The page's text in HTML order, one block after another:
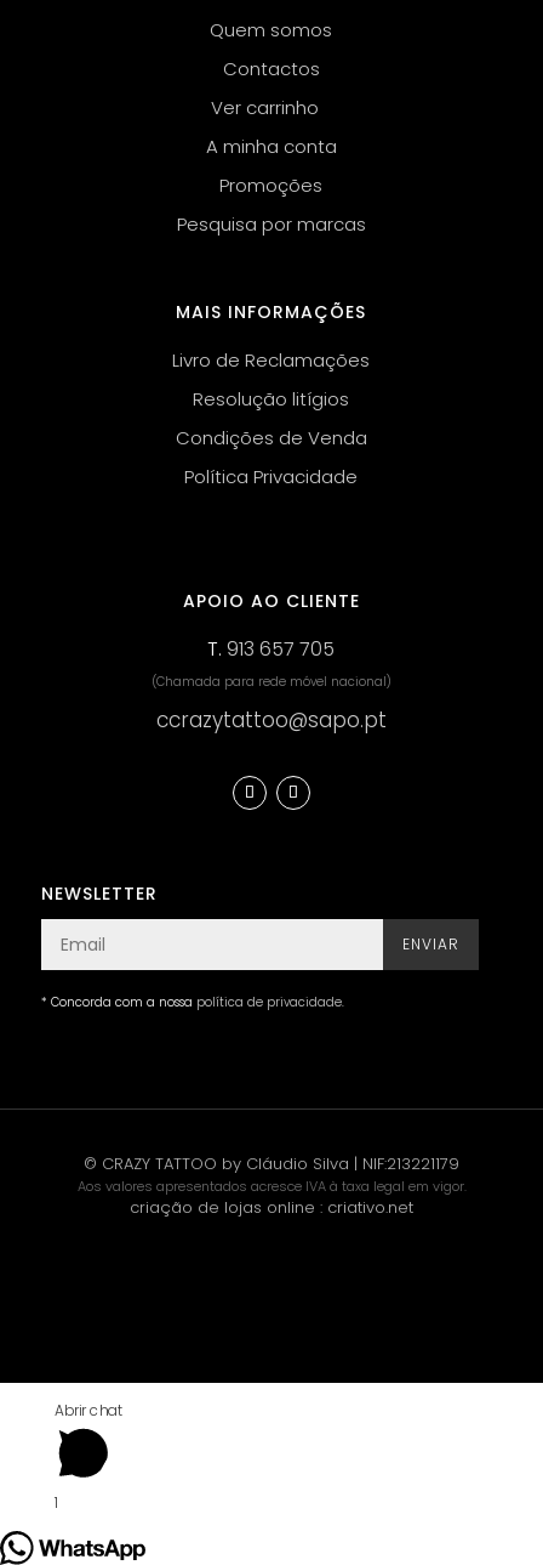
Quem somos
Contactos
Ver carrinho
A minha conta
Promoções
Pesquisa por marcas
MAIS INFORMAÇÕES
Livro de Reclamações
Resolução litígios
Condições de Venda
Política Privacidade
APOIO AO CLIENTE
T.913 657 705
(Chamada para rede móvel nacional)
ccrazytattoo@sapo.pt
NEWSLETTER
ENVIAR
* Concorda com a nossa política de privacidade.
© CRAZY TATTOO by Cláudio Silva | NIF:213221179
Aos valores apresentados acresce IVA à taxa legal em vigor.
criação de lojas online : criativo.net
Abrir chat
1